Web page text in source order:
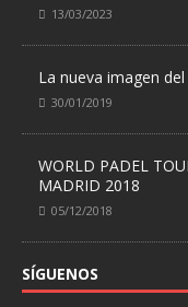
13/03/2023
La nueva imagen
30/01/2019
WORLD PADEL
MADRID 2018
05/12/2018
SÍGUENOS